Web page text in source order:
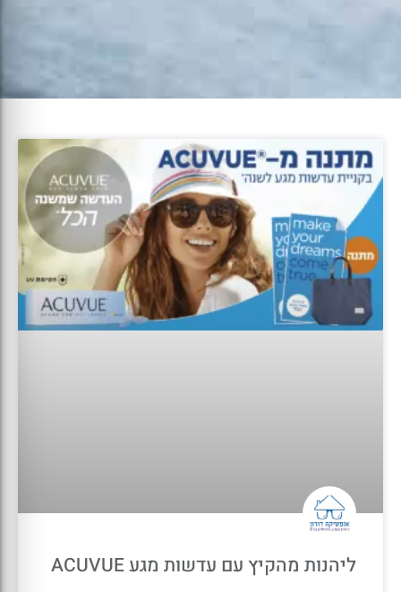
ליהנות מהקיץ עם עדשות מגע ACUVUE